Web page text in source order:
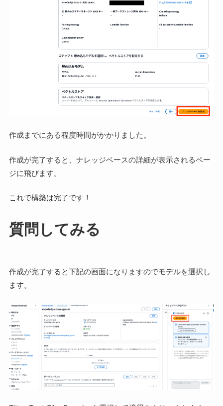
作成までにある程度時間がかかりました。
作成が完了すると、ナレッジベースの詳細が表示されるペー
ジに飛びます。
これで構築は完了です！
質問してみる
作成が完了すると下記の画面になりますのでモデルを選択し
ます。